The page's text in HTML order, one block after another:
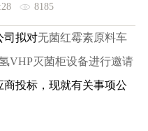
8185
司拟对无菌红霉素原料车
VHP灭菌柜设备进行邀请
投标，现就有关事项公